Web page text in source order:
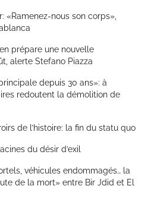
«Ramenez-nous son corps»,
prépare une nouvelle
alerte Stefano Piazza
depuis 30 ans»: à
redoutent la démolition de
de l’histoire: la fin du statu quo
du désir d’exil
véhicules endommagés… la
de la mort» entre Bir Jdid et El